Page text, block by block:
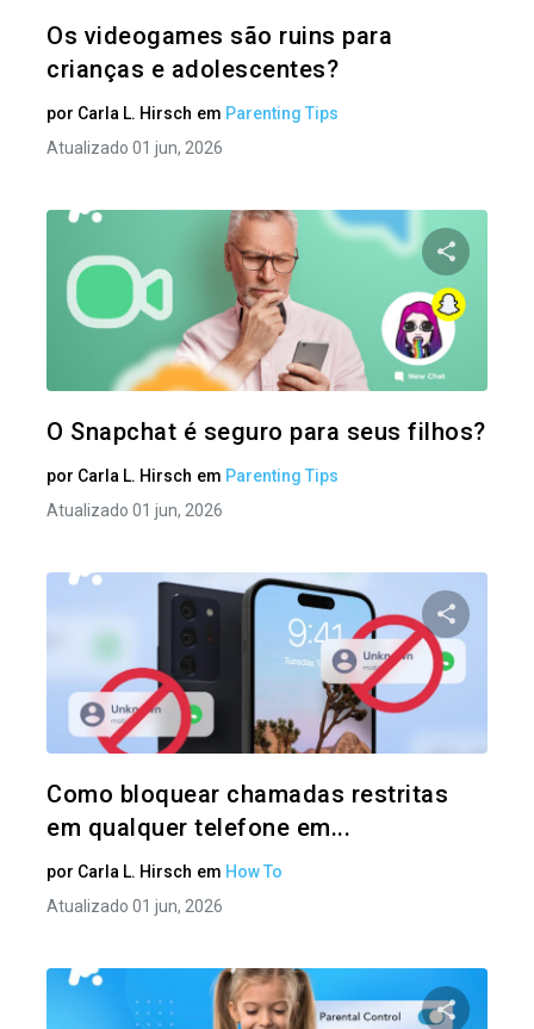
Os videogames são ruins para
crianças e adolescentes?
por Carla L. Hirsch em Parenting Tips
Atualizado 01 jun, 2026
O Snapchat é seguro para seus filhos?
por Carla L. Hirsch em Parenting Tips
Atualizado 01 jun, 2026
Como bloquear chamadas restritas
em qualquer telefone em...
por Carla L. Hirsch em How To
Atualizado 01 jun, 2026